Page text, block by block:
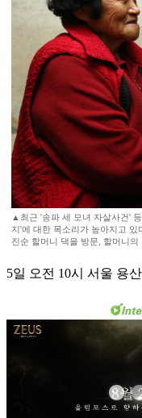
▲최근 '송파 세 모녀 자살사건'
지'에 대한 목소리가 높아지고
진순 할머니 댁을 방문, 할머니
5일 오전 10시 서울 용